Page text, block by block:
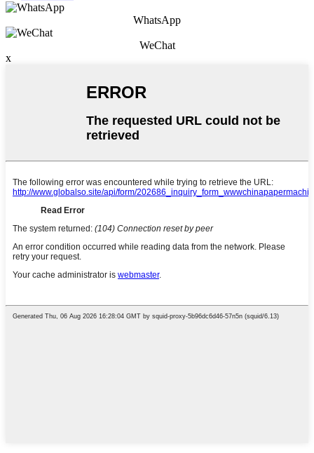
WhatsApp
WeChat
x